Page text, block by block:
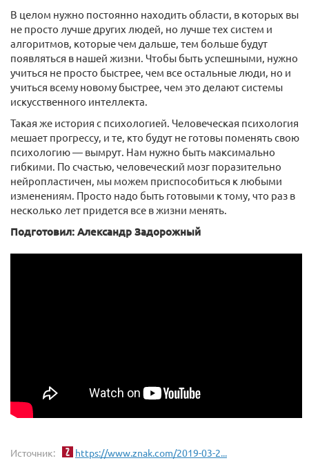
В целом нужно постоянно находить области, в которых вы
не просто лучше других людей, но лучше тех систем и
алгоритмов, которые чем дальше, тем больше будут
появляться в нашей жизни. Чтобы быть успешными, нужно
учиться не просто быстрее, чем все остальные люди, но и
учиться всему новому быстрее, чем это делают системы
искусственного интеллекта.
Такая же история с психологией. Человеческая психология
мешает прогрессу, и те, кто будут не готовы поменять свою
психологию — вымрут. Нам нужно быть максимально
гибкими. По счастью, человеческий мозг поразительно
нейропластичен, мы можем приспособиться к любыми
изменениям. Просто надо быть готовыми к тому, что раз в
несколько лет придется все в жизни менять.
Подготовил: Александр Задорожный
Источник: https://www.znak.com/2019-03-2...